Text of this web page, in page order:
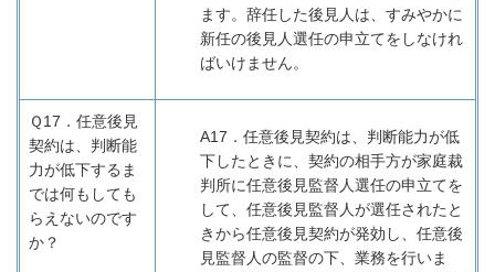
ます。辞任した後見人は、すみやかに
新任の後見人選任の申立てをしなけれ
ばいけません。
Ｑ17． 任意後見
契約は、判断能
力が低下するま
では何もしても
らえないのです
か？
A17 ．任意後見契約は、判断能力が低
下したときに、契約の相手方が家庭裁
判所に任意後見監督人選任の申立てを
して、任意後見監督人が選任されたと
きから任意後見契約が発効し、任意後
見監督人の監督の下、業務を行いま